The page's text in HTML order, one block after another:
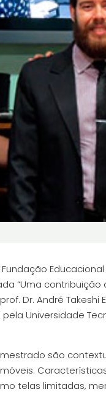
“Uma
Dr. André
Universidade
são
telas limitadas,